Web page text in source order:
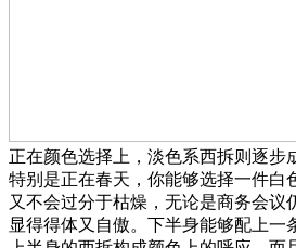
正在颜色选择上，淡色系西拆则逐步
特别是正在春天，你能够选择一件白
又不会过分于枯燥，无论是商务会议
显得得体又自傲。下半身能够配上一